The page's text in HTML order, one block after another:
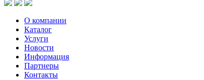
О компании
Каталог
Услуги
Новости
Информация
Партнеры
Контакты